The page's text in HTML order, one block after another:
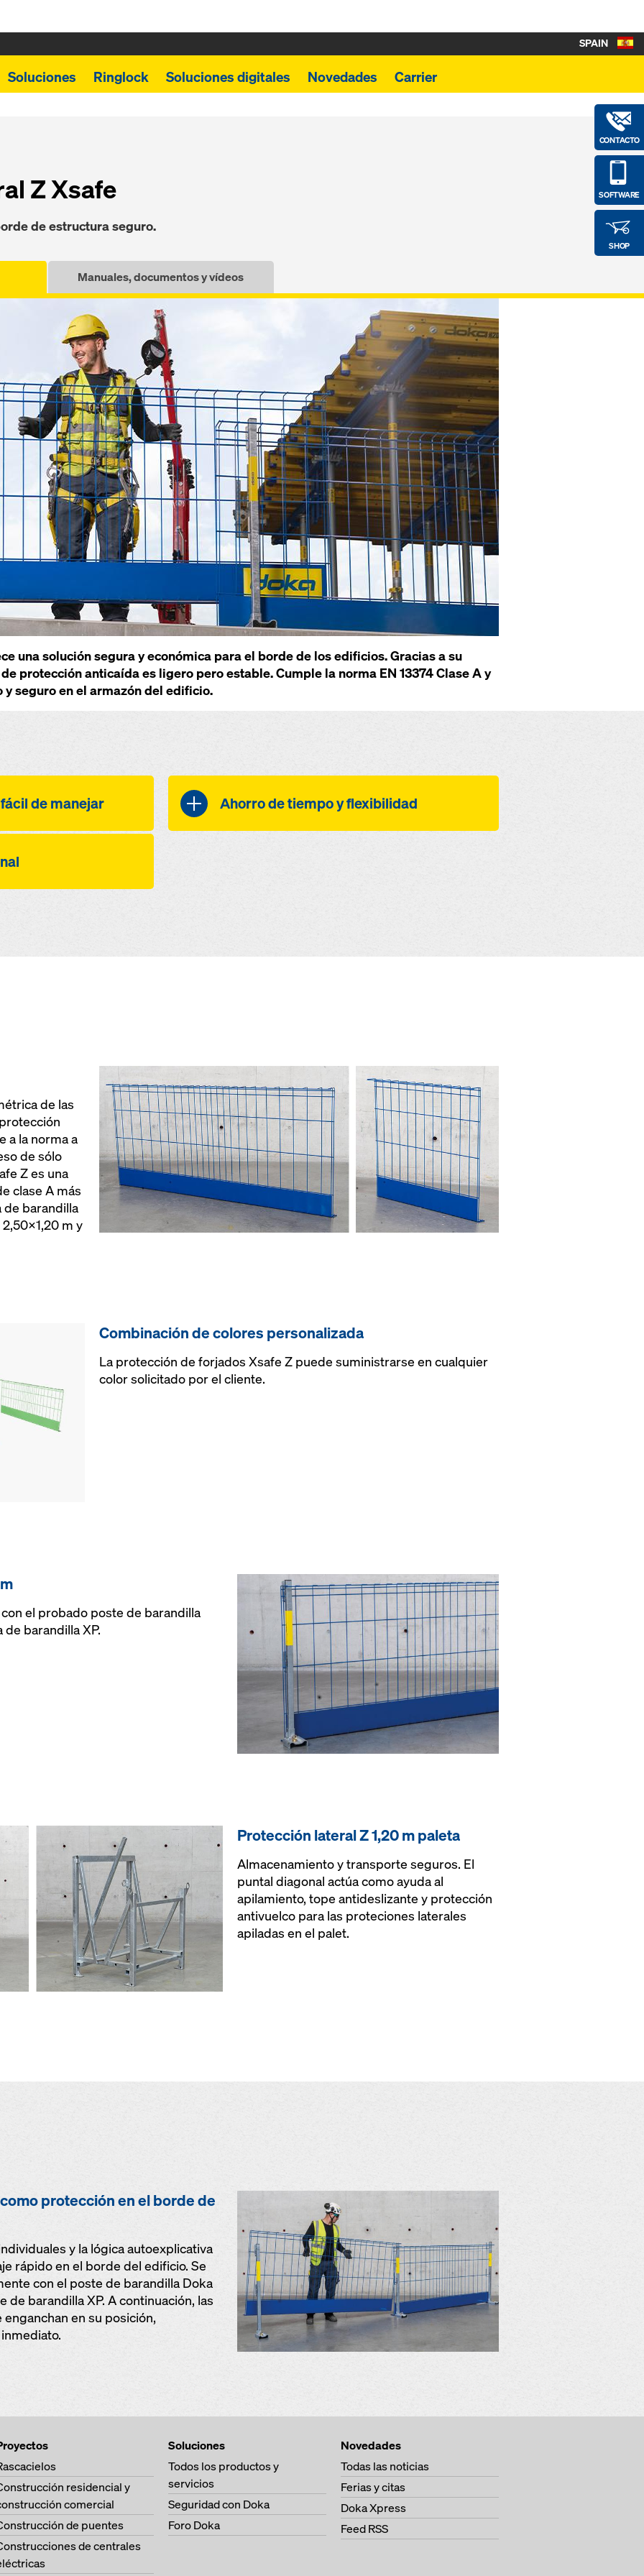
Soluciones Ringlock Soluciones digitales Novedades Carrier
CONTACTO
SOFTWARE
SHOP
SPAIN
Z Xsafe
de estructura seguro.
Manuales, documentos y vídeos
una solución segura y económica para el borde de los edificios. Gracias a su
protección anticaída es ligero pero estable. Cumple la norma EN 13374 Clase A y
seguro en el armazón del edificio.
de manejar
de las
del mercado
ayuda a
para un
Ahorro de tiempo y flexibilidad
de las
a la norma a
de sólo
Z es una
clase A más
de barandilla
m y
Combinación de colores personalizada
La protección de forjados Xsafe Z puede suministrarse en cualquier
color solicitado por el cliente.
el probado poste de barandilla
de barandilla XP.
Protección lateral Z 1,20 m paleta
Almacenamiento y transporte seguros. El
puntal diagonal actúa como ayuda al
apilamiento, tope antideslizante y protección
antivuelco para las proteciones laterales
apiladas en el palet.
protección en el borde de
y la lógica autoexplicativa
rápido en el borde del edificio. Se
con el poste de barandilla Doka
de barandilla XP. A continuación, las
en su posición,
residencial y
comercial
de puentes
de centrales
Soluciones
Todos los productos y
servicios
Seguridad con Doka
Foro Doka
Novedades
Todas las noticias
Ferias y citas
Doka Xpress
Feed RSS